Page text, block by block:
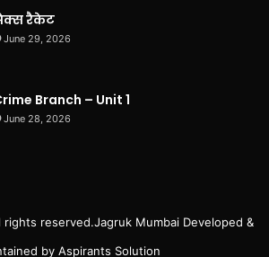
रैकेट
June 29, 2026
Branch – Unit 1
June 28, 2026
reserved.Jagruk Mumbai Developed &
by Aspirants Solution